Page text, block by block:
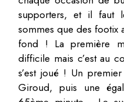
supporters, et il faut
sommes que des footix
fond ! La première
difficile mais c’est au
s’est joué ! Un
Giroud, puis une